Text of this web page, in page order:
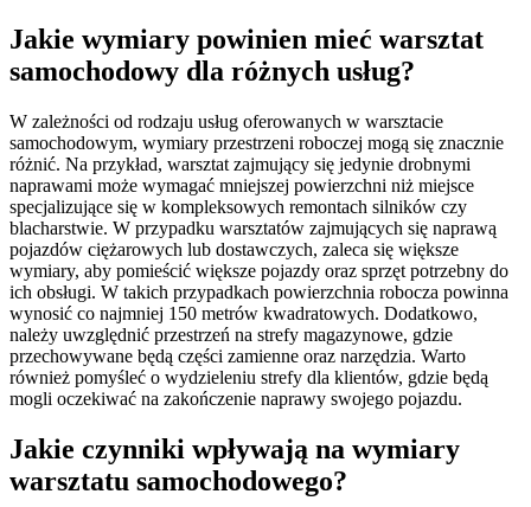
Jakie wymiary powinien mieć warsztat
samochodowy dla różnych usług?
W zależności od rodzaju usług oferowanych w warsztacie
samochodowym, wymiary przestrzeni roboczej mogą się znacznie
różnić. Na przykład, warsztat zajmujący się jedynie drobnymi
naprawami może wymagać mniejszej powierzchni niż miejsce
specjalizujące się w kompleksowych remontach silników czy
blacharstwie. W przypadku warsztatów zajmujących się naprawą
pojazdów ciężarowych lub dostawczych, zaleca się większe
wymiary, aby pomieścić większe pojazdy oraz sprzęt potrzebny do
ich obsługi. W takich przypadkach powierzchnia robocza powinna
wynosić co najmniej 150 metrów kwadratowych. Dodatkowo,
należy uwzględnić przestrzeń na strefy magazynowe, gdzie
przechowywane będą części zamienne oraz narzędzia. Warto
również pomyśleć o wydzieleniu strefy dla klientów, gdzie będą
mogli oczekiwać na zakończenie naprawy swojego pojazdu.
Jakie czynniki wpływają na wymiary
warsztatu samochodowego?